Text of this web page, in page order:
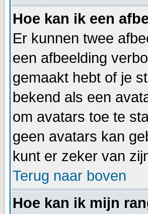
Hoe kan ik een
Er kunnen twee
een afbeelding
gemaakt hebt of je
bekend als een
om avatars toe te
geen avatars kan
kunt er zeker van
Terug naar boven
Hoe kan ik mijn